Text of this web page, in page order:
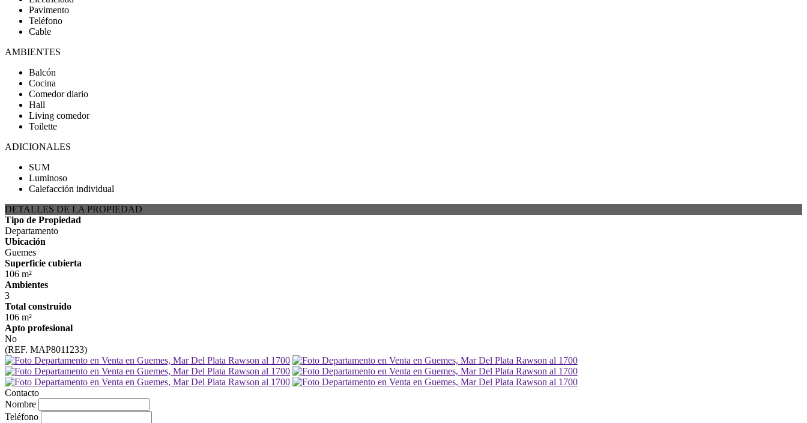
Pavimento
Teléfono
Cable
AMBIENTES
Balcón
Cocina
Comedor diario
Hall
Living comedor
Toilette
ADICIONALES
SUM
Luminoso
Calefacción individual
DETALLES DE LA PROPIEDAD
Tipo de Propiedad
Departamento
Ubicación
Guemes
Superficie cubierta
106 m²
Ambientes
3
Total construido
106 m²
Apto profesional
No
(REF. MAP8011233)
Contacto
Nombre
Teléfono